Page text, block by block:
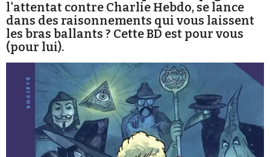
Faire un don
Demander à Vera
l'attentat contre Charlie Hebdo, se lance
dans des raisonnements qui vous laissent
les bras ballants ? Cette BD est pour vous
(pour lui).